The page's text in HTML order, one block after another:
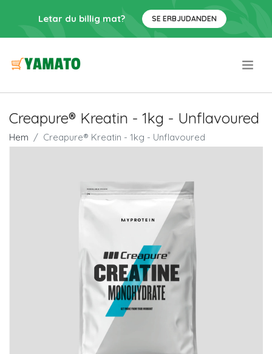
Letar du billig mat? SE ERBJUDANDEN
Creapure® Kreatin - 1kg - Unflavoured
Hem Creapure® Kreatin - 1kg - Unflavoured